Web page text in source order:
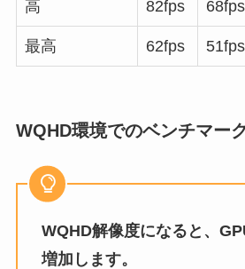
高 82fps 68fps
最高 62fps 51fps
WQHD環境でのベンチマー
WQHD解像度になると、
増加します。